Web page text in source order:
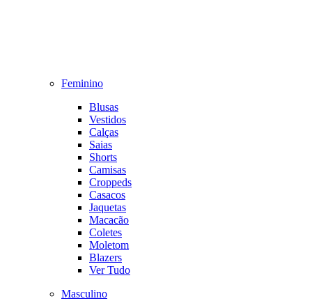
Feminino
Blusas
Vestidos
Calças
Saias
Shorts
Camisas
Croppeds
Casacos
Jaquetas
Macacão
Coletes
Moletom
Blazers
Ver Tudo
Masculino